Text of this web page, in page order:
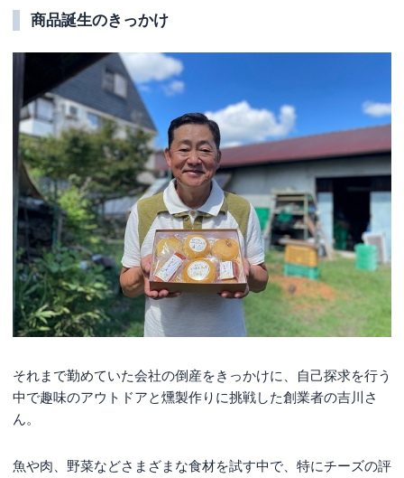
商品誕生のきっかけ
それまで勤めていた会社の倒産をきっかけに、自己探求を行う
中で趣味のアウトドアと燻製作りに挑戦した創業者の吉川さ
ん。
魚や肉、野菜などさまざまな食材を試す中で、特にチーズの評